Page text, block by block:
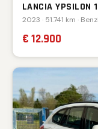
LANCIA YPSILON
2023 · 51.741 km ·
€ 12.900